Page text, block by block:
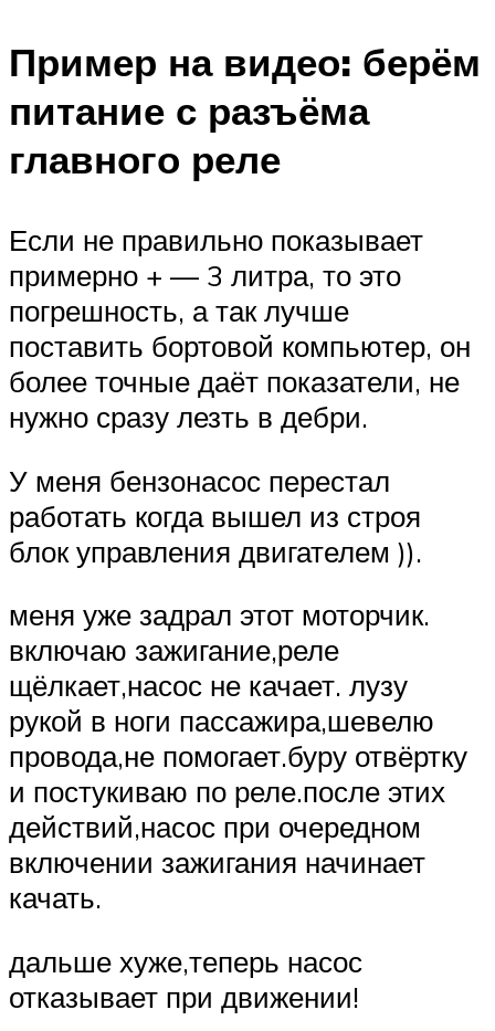
Пример на видео: берём
питание с разъёма
главного реле
Если не правильно показывает
примерно + — 3 литра, то это
погрешность, а так лучше
поставить бортовой компьютер, он
более точные даёт показатели, не
нужно сразу лезть в дебри.
У меня бензонасос перестал
работать когда вышел из строя
блок управления двигателем )).
меня уже задрал этот моторчик.
включаю зажигание,реле
щёлкает,насос не качает. лузу
рукой в ноги пассажира,шевелю
провода,не помогает.буру отвёртку
и постукиваю по реле.после этих
действий,насос при очередном
включении зажигания начинает
качать.
дальше хуже,теперь насос
отказывает при движении!